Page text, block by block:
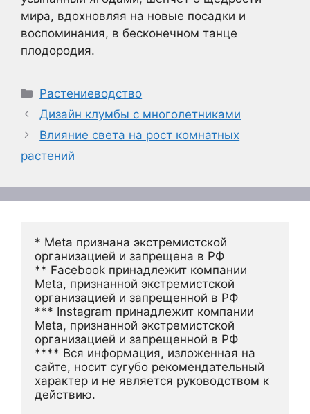
мира, вдохновляя на новые посадки и
воспоминания, в бесконечном танце
плодородия.
Рубрики
Растениеводство
Дизайн клумбы с многолетниками
Влияние света на рост комнатных
растений
* Meta признана экстремистской
организацией и запрещена в РФ
** Facebook принадлежит компании
Meta, признанной экстремистской
организацией и запрещенной в РФ
*** Instagram принадлежит компании
Meta, признанной экстремистской
организацией и запрещенной в РФ
**** Вся информация, изложенная на
сайте, носит сугубо рекомендательный
характер и не является руководством к
действию.